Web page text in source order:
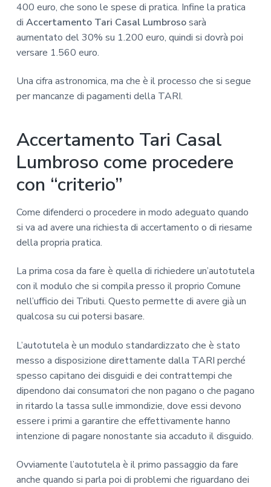
400 euro, che sono le spese di pratica. Infine la pratica
di Accertamento Tari Casal Lumbrososarà
aumentato del 30% su 1.200 euro, quindi si dovrà poi
versare 1.560 euro.
Una cifra astronomica, ma che è il processo che si segue
per mancanze di pagamenti della TARI.
Accertamento Tari Casal
Lumbroso come procedere
con “criterio”
Come difenderci o procedere in modo adeguato quando
si va ad avere una richiesta di accertamento o di riesame
della propria pratica.
La prima cosa da fare è quella di richiedere un’autotutela
con il modulo che si compila presso il proprio Comune
nell’ufficio dei Tributi. Questo permette di avere già un
qualcosa su cui potersi basare.
L’autotutela è un modulo standardizzato che è stato
messo a disposizione direttamente dalla TARI perché
spesso capitano dei disguidi e dei contrattempi che
dipendono dai consumatori che non pagano o che pagano
in ritardo la tassa sulle immondizie, dove essi devono
essere i primi a garantire che effettivamente hanno
intenzione di pagare nonostante sia accaduto il disguido.
Ovviamente l’autotutela è il primo passaggio da fare
anche quando si parla poi di problemi che riguardano dei